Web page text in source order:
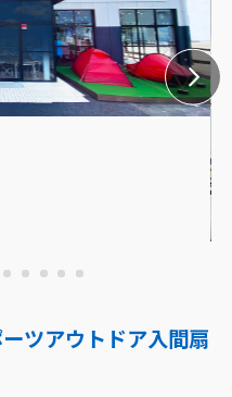
ツアウトドア入間扇